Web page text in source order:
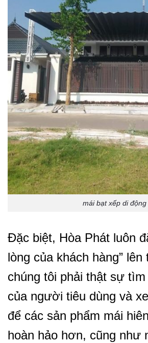
mái bạt xếp di động
Đặc biệt, Hòa Phát luôn
lòng của khách hàng” lên
chúng tôi phải thật sự
của người tiêu dùng và
để các sản phẩm mái
hoàn hảo hơn, cũng như